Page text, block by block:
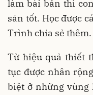
làm bài bản thì
sản tốt. Học được
Trình chia sẻ thêm.
Từ hiệu quả thiết
tục được nhân
biệt ở những vùng